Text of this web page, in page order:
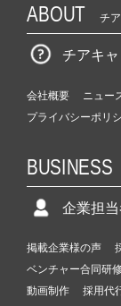
ABOUT チ
チアキ
会社概要 ニュー
プライバシーポリ
BUSINESS
企業担
掲載企業様の声
ベンチャー合同研修
動画制作
採用代